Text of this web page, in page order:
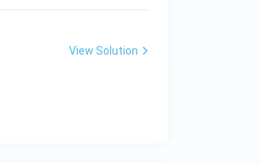
View Solution